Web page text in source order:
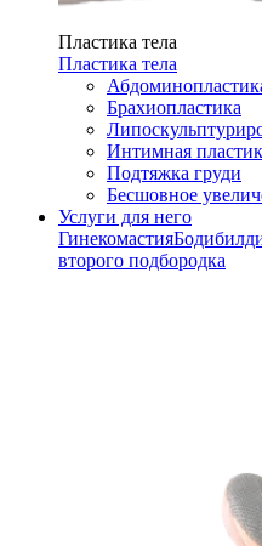
Пластика тела
Пластика тела
Брахиопластика
Интимная
Подтяжка груди
Бесшовное
Услуги для него
Гинекомастия
второго подбородка